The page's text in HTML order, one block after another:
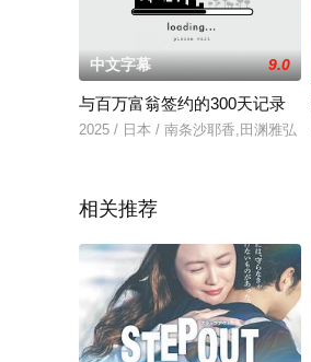
中文字幕 9.0
与百万富翁签约的300天记录
2025 / 日本 / 南条沙耶香,田渊雅弘
相关推荐